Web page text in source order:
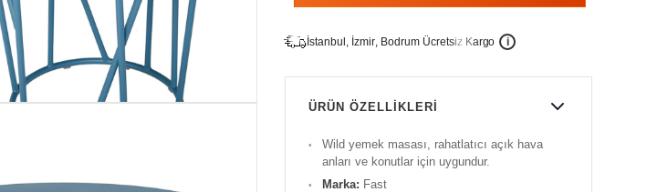
İstanbu , İzmir, Bodrum Ücretsiz Kargo i
ÜRÜN ÖZELLIKLERI
Wild yemek masası, rahatlatıcı açık hava
anları ve konutlar için uygundur.
Marka: Fast